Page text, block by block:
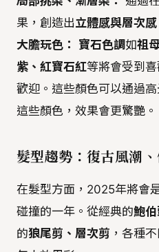
果，創造出立體感與層次感
大膽玩色：
寶石色調如祖
紫、紅寶石紅等將會受到
歡迎。這些顏色可以通過
這些顏色，效果會更驚艷。
髮型趨勢：復古風潮
在髮型方面，2025年將會
碰撞的一年。從經典的鮑
的狼尾剪、層次剪 ，各種